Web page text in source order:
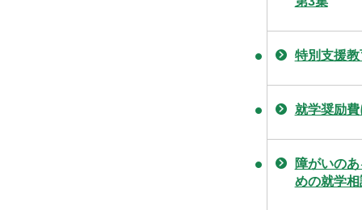
特別支援教
就学奨励
障がいの
めの就学相